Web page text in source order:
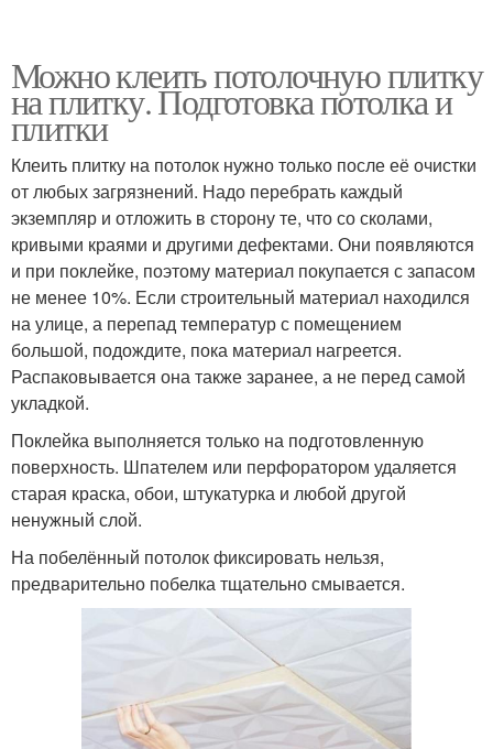
Можно клеить потолочную плитку
на плитку. Подготовка потолка и
плитки
Клеить плитку на потолок нужно только после её очистки
от любых загрязнений. Надо перебрать каждый
экземпляр и отложить в сторону те, что со сколами,
кривыми краями и другими дефектами. Они появляются
и при поклейке, поэтому материал покупается с запасом
не менее 10%. Если строительный материал находился
на улице, а перепад температур с помещением
большой, подождите, пока материал нагреется.
Распаковывается она также заранее, а не перед самой
укладкой.
Поклейка выполняется только на подготовленную
поверхность. Шпателем или перфоратором удаляется
старая краска, обои, штукатурка и любой другой
ненужный слой.
На побелённый потолок фиксировать нельзя,
предварительно побелка тщательно смывается.